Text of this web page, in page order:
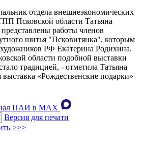
отдела внешнеэкономических
Псковской области Татьяна
работы членов
шитья "Псковитянка", которым
РФ Екатерина Родихина.
области подобной выставки
традицией, - отметила Татьяна
«Рождественские подарки»
ПАИ в MAХ
Версия для печати
>>>